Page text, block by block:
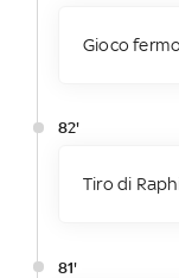
Gioco fermo
82'
Tiro di
81'